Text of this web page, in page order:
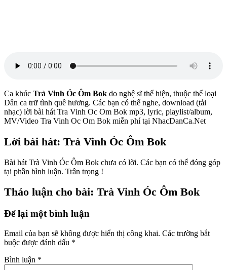
Ca khúc Trà Vinh Óc Ôm Bok do nghệ sĩthể hiện, thuộc thể loại
Dân ca trữ tình quê hương. Các bạn có thể nghe, download (tải
nhạc) lời bài hát Tra Vinh Oc Om Bok mp3, lyric, playlist/album,
MV/Video Tra Vinh Oc Om Bok miễn phí tại NhacDanCa.Net
Lời bài hát: Trà Vinh Óc Ôm Bok
Bài hát Trà Vinh Óc Ôm Bok chưa có lời. Các bạn có thể đóng góp
tại phần bình luận. Trân trọng !
Thảo luận cho bài: Trà Vinh Óc Ôm Bok
Để lại một bình luận
Email của bạn sẽ không được hiển thị công khai. Các trường bắt
buộc được đánh dấu *
Bình luận *